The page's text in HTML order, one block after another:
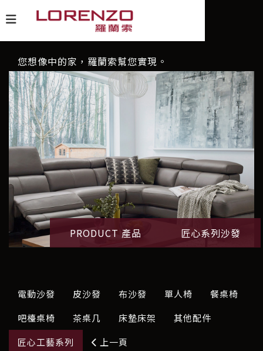
您想像中的家，羅蘭索幫您實現。
PRODUCT 產品 匠心系列沙發
電動沙發 皮沙發 布沙發 單人椅
餐桌椅
吧檯桌椅
茶桌几 床墊床架
其他配件
匠心工藝系列
上一頁